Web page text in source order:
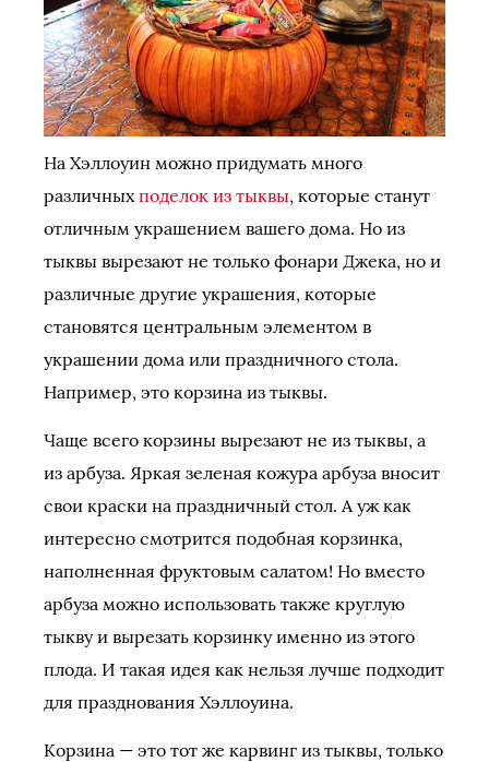
На Хэллоуин можно придумать много
различных поделок из тыквы, которые станут
отличным украшением вашего дома. Но из
тыквы вырезают не только фонари Джека, но и
различные другие украшения, которые
становятся центральным элементом в
украшении дома или праздничного стола.
Например, это корзина из тыквы.
Чаще всего корзины вырезают не из тыквы, а
из арбуза. Яркая зеленая кожура арбуза вносит
свои краски на праздничный стол. А уж как
интересно смотрится подобная корзинка,
наполненная фруктовым салатом! Но вместо
арбуза можно использовать также круглую
тыкву и вырезать корзинку именно из этого
плода. И такая идея как нельзя лучше подходит
для празднования Хэллоуина.
Корзина — это тот же карвинг из тыквы, только